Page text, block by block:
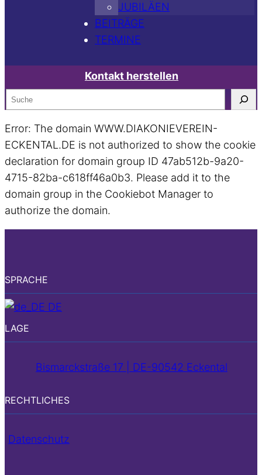
JUBILÄEN
BEITRÄGE
TERMINE
Kontakt herstellen
S
e
a
r
c
h
Error: The domain WWW.DIAKONIEVEREIN-
ECKENTAL.DE is not authorized to show the cookie
declaration for domain group ID 47ab512b-9a20-
4715-82ba-c618ff46a0b3. Please add it to the
domain group in the Cookiebot Manager to
authorize the domain.
SPRACHE
DE
LAGE
Bismarckstraße 17 | DE-90542 Eckental
RECHTLICHES
Datenschutz